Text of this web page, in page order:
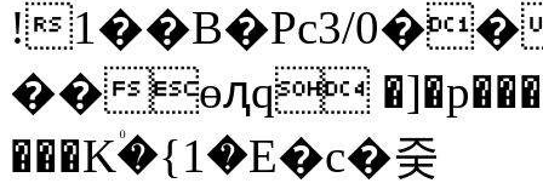
!1��B�Pc3/
��ɵԯq
���K۠�{1�E�c�줒